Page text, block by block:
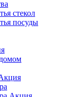
стекол
посуды